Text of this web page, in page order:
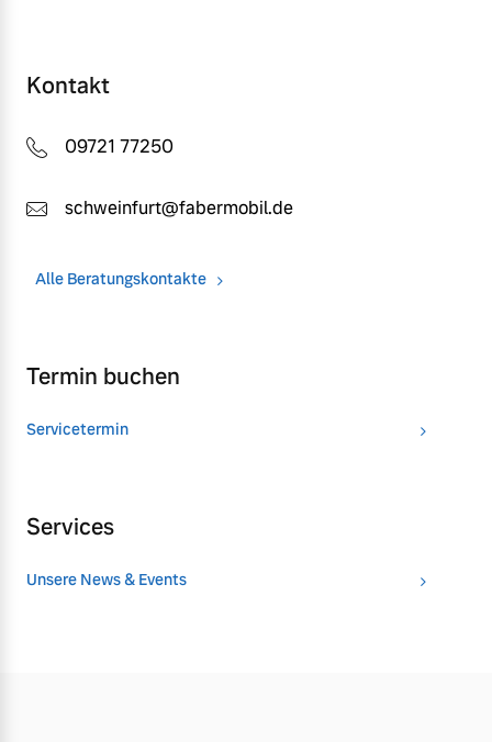
Kontakt
09721 77250
schweinfurt@fabermobil.de
Alle Beratungskontakte
Termin buchen
Servicetermin
Services
Unsere News & Events